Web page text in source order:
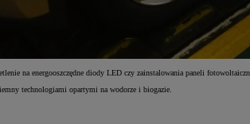
na energooszczędne diody LED czy zainstalowania paneli
technologiami opartymi na wodorze i biogazie.